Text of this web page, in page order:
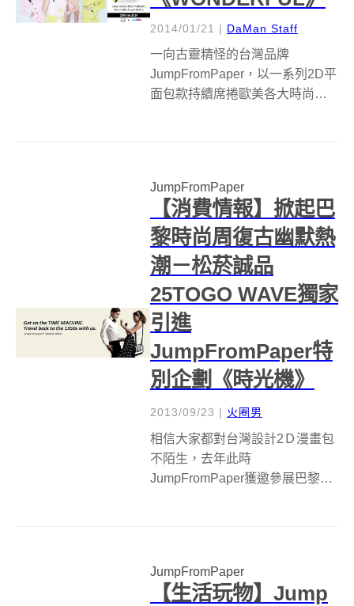
2014/01/21 | DaMan Staff
一向古靈精怪的台灣品牌
JumpFromPaper，以一系列2D平
面包款持續席捲歐美各大時尚
的想像。20...
JumpFromPaper
【消費情報】掀起巴
黎時尚周復古幽默熱
潮－松菸誠品
25TOGO WAVE獨家
引進
JumpFromPaper特
別企劃《時光機》
2013/09/23 | 火圈男
相信大家都對台灣設計2Ｄ漫畫包
不陌生，去年此時
JumpFromPaper獲邀參展巴黎時
前五大部落格新星...
JumpFromPaper
【生活玩物】Jump